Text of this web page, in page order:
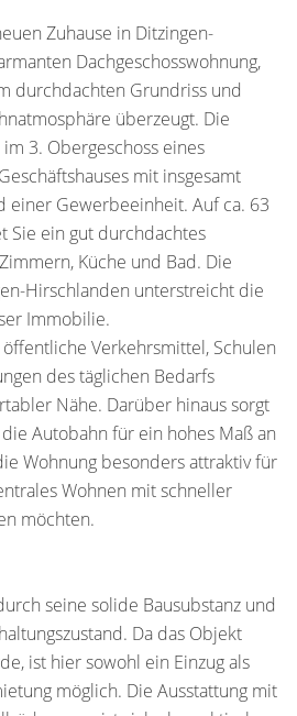
Zuhause in Ditzingen-
Dachgeschosswohnung,
durchdachten Grundriss und
überzeugt. Die
3. Obergeschoss eines
mit insgesamt
einer Gewerbeeinheit. Auf ca. 63
Sie ein gut durchdachtes
Küche und Bad. Die
Hirschlanden unterstreicht die
Immobilie.
Verkehrsmittel, Schulen
des täglichen Bedarfs
Nähe. Darüber hinaus sorgt
Autobahn für ein hohes Maß an
Wohnung besonders attraktiv für
Wohnen mit schneller
möchten.
seine solide Bausubstanz und
Da das Objekt
ist hier sowohl ein Einzug als
möglich. Die Ausstattung mit